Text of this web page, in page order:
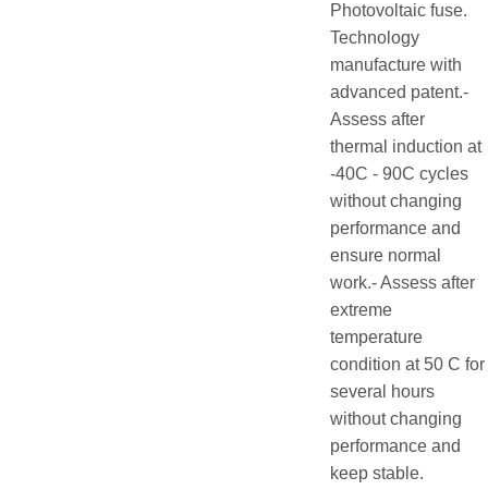
Photovoltaic fuse.
Technology
manufacture with
advanced patent.-
Assess after
thermal induction at
-40C - 90C cycles
without changing
performance and
ensure normal
work.- Assess after
extreme
temperature
condition at 50 C for
several hours
without changing
performance and
keep stable.